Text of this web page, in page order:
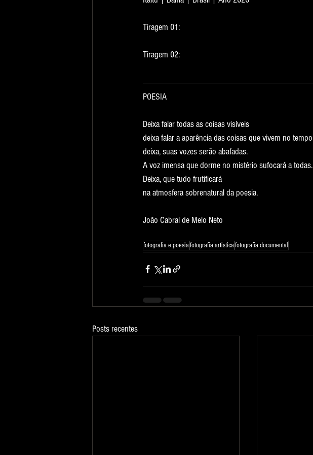
Tiragem 01:
Tiragem 02:
POESIA
Deixa falar todas as coisas visíveis
deixa falar a aparência das coisas que vivem no tempo
deixa, suas vozes serão abafadas.
A voz imensa que dorme no mistério sufocará a todas.
Deixa, que tudo frutificará
na atmosfera sobrenatural da poesia.
João Cabral de Melo Neto
fotografia e poesiafotografia artisticafotografia documental
Posts recentes